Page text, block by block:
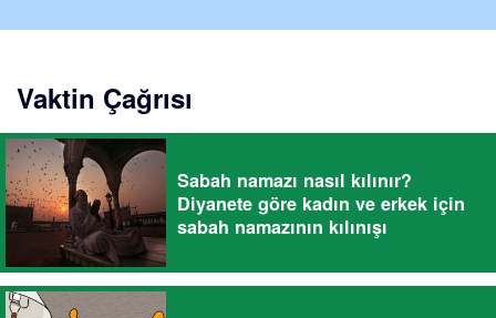
Vaktin Çağrısı
Sabah namazı nasıl kılınır?
Diyanete göre kadın ve erkek için
sabah namazının kılınışı